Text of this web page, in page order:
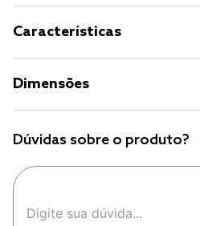
Características
Dimensões
Dúvidas sobre o produto?